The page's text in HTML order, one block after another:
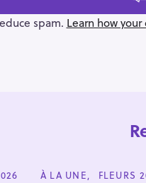
spam. Learn how
C
À LA UNE FLEURS